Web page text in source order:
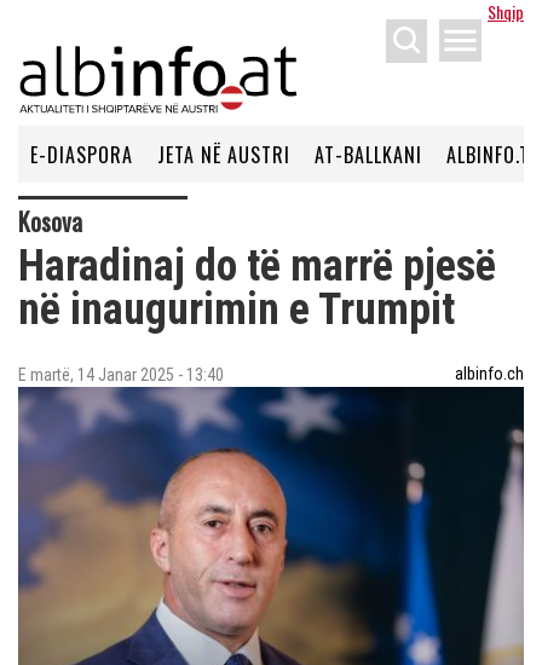
Shqip
menu
E-DIASPORA JETA NË AUSTRI AT-BALLKANI ALBINFO.TV
Kosova
Haradinaj do të marrë pjesë
në inaugurimin e Trumpit
E martë, 14 Janar 2025 - 13:40 albinfo.ch